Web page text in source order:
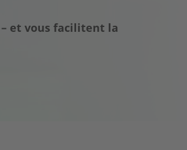
et vous facilitent la